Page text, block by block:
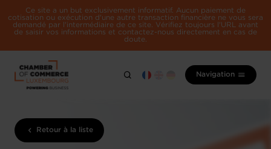
Ce site a un but exclusivement informatif. Aucun paiement de
cotisation ou exécution d'une autre transaction financière ne vous sera
demandé par l'intermédiaire de ce site. Vérifiez toujours l'URL avant
de saisir vos informations et contactez-nous directement en cas de
doute.
Navigation
Retour à la liste